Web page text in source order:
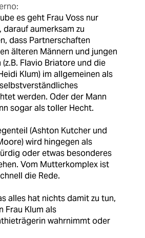
es geht Frau Voss nur
darauf aumerksam zu
dass Partnerschaften
älteren Männern und jungen
(z.B. Flavio Briatore und die
Klum) im allgemeinen als
werden. Oder der Mann
sogar als toller Hecht.
(Ashton Kutcher und
wird hingegen als
oder etwas besonderes
Vom Mutterkomplex ist
die Rede.
alles hat nichts damit zu tun,
Frau Klum als
wahrnimmt oder